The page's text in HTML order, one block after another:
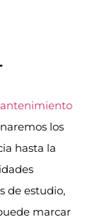
los
hasta la
de estudio,
marcar